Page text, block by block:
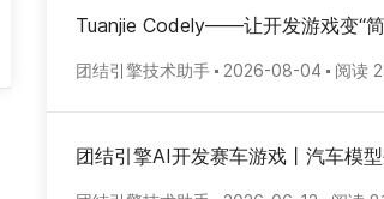
Tuanjie Codely——让开发游戏变“
团结引擎技术助手 2026-08-04 阅读
团结引擎AI开发赛车游戏丨汽车模